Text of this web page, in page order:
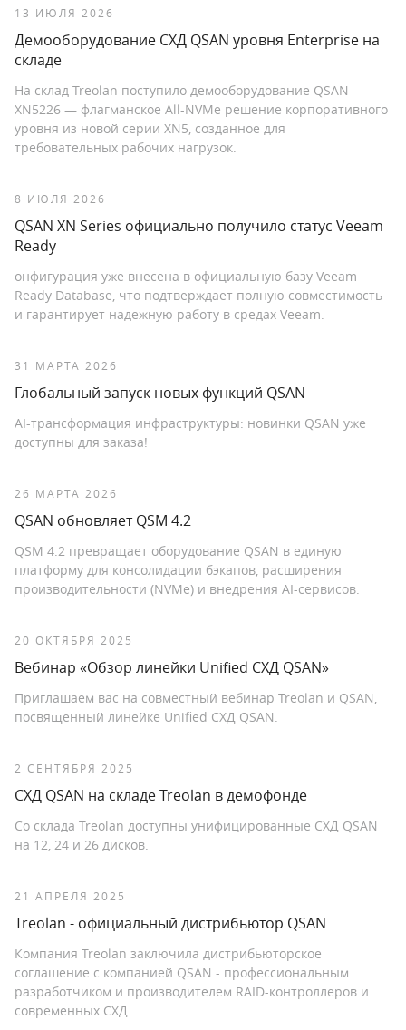
13 ИЮЛЯ 2026
Демооборудование СХД QSAN уровня Enterprise на
складе
На склад Treolan поступило демооборудование QSAN
XN5226 — флагманское All-NVMe решение корпоративного
уровня из новой серии XN5, созданное для
требовательных рабочих нагрузок.
8 ИЮЛЯ 2026
QSAN XN Series официально получило статус Veeam
Ready
онфигурация уже внесена в официальную базу Veeam
Ready Database, что подтверждает полную совместимость
и гарантирует надежную работу в средах Veeam.
31 МАРТА 2026
Глобальный запуск новых функций QSAN
AI-трансформация инфраструктуры: новинки QSAN уже
доступны для заказа!
26 МАРТА 2026
QSAN обновляет QSM 4.2
QSM 4.2 превращает оборудование QSAN в единую
платформу для консолидации бэкапов, расширения
производительности (NVMe) и внедрения AI-сервисов.
20 ОКТЯБРЯ 2025
Вебинар «Обзор линейки Unified СХД QSAN»
Приглашаем вас на совместный вебинар Treolan и QSAN,
посвященный линейке Unified СХД QSAN.
2 СЕНТЯБРЯ 2025
СХД QSAN на складе Treolan в демофонде
Со склада Treolan доступны унифицированные СХД QSAN
на 12, 24 и 26 дисков.
21 АПРЕЛЯ 2025
Treolan - официальный дистрибьютор QSAN
Компания Treolan заключила дистрибьюторское
соглашение с компанией QSAN - профессиональным
разработчиком и производителем RAID-контроллеров и
современных СХД.